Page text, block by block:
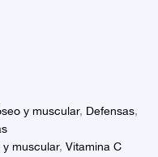
y muscular, Defensas,
muscular, Vitamina C